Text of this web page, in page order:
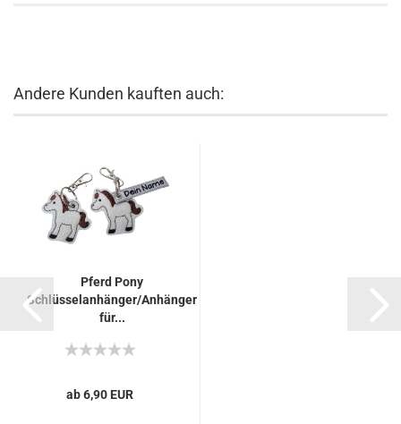
Andere Kunden kauften auch:
Pferd Pony
Schlüsselanhänger/Anhänger
für...
ab 6,90 EUR